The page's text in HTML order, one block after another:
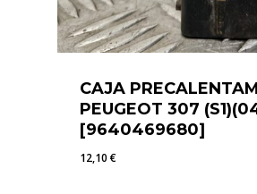
CAJA
PEUGEOT 307
[9640469680]
12,10€